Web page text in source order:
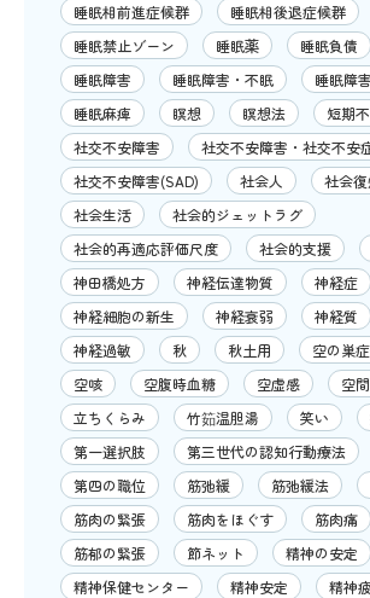
睡眠相前進症候群
睡眠相後退症候群
睡眠禁止ゾーン
睡眠薬
睡眠負債
睡眠障害
睡眠障害・不眠
睡眠障
睡眠麻痺
瞑想 瞑想法
短期
社交不安障害
社交不安障害・社交不安
社交不安障害(SAD)
社会人
社会復
社会生活
社会的ジェットラグ
社会的再適応評価尺度
社会的支援
神田橋処方
神経伝達物質
神経症
神経細胞の新生
神経衰弱
神経質
神経過敏
秋 秋土用
空の巣
空咳
空腹時血糖 空虚感
空
立ちくらみ
竹筎温胆湯 笑い
第一選択肢
第三世代の認知行動療法
第四の職位
筋弛緩 筋弛緩法
筋肉の緊張
筋肉をほぐす 筋肉痛
筋郁の緊張
節ネット
精神の安定
精神保健センター
精神安定
精神